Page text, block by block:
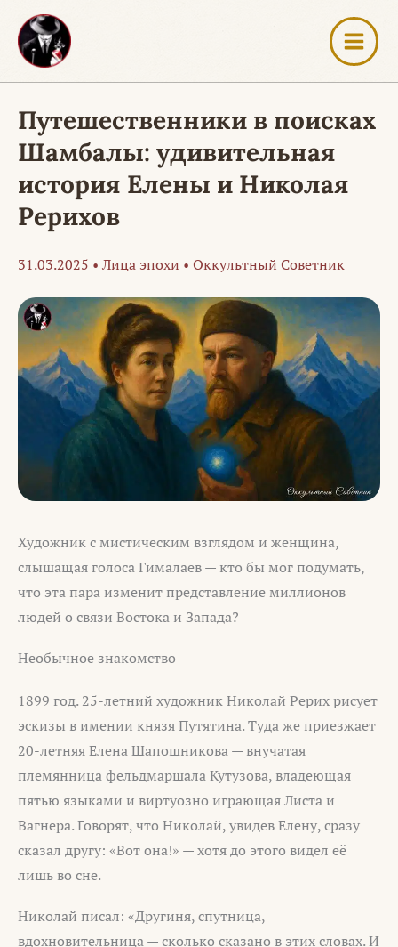
Перейти
содержимому
Путешественники в поисках
Шамбалы: удивительная
история Елены и Николая
Рерихов
31.03.2025 • Лица эпохи • Оккультный Советник
Художник с мистическим взглядом и женщина,
слышащая голоса Гималаев — кто бы мог подумать,
что эта пара изменит представление миллионов
людей о связи Востока и Запада?
Необычное знакомство
1899 год. 25-летний художник Николай Рерих рисует
эскизы в имении князя Путятина. Туда же приезжает
20-летняя Елена Шапошникова — внучатая
племянница фельдмаршала Кутузова, владеющая
пятью языками и виртуозно играющая Листа и
Вагнера. Говорят, что Николай, увидев Елену, сразу
сказал другу: «Вот она!» — хотя до этого видел её
лишь во сне.
Николай писал: «Другиня, спутница,
вдохновительница — сколько сказано в этих словах. И